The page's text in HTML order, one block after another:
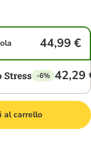
44,99 €
-6% 42,29
al carrello